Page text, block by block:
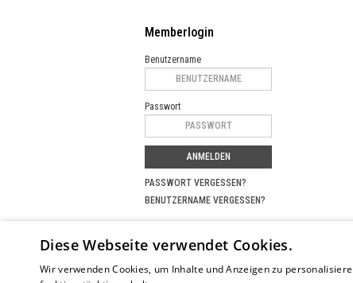
Memberlogin
Benutzername
Passwort
ANMELDEN
PASSWORT VERGESSEN?
BENUTZERNAME VERGESSEN?
Diese Webseite verwendet Cookies.
Wir verwenden Cookies, um Inhalte und Anzeigen zu